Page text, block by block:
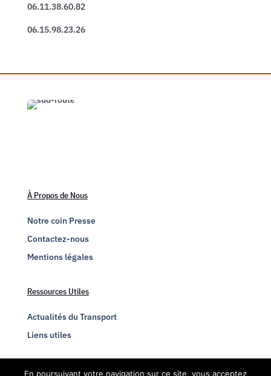
06.11.38.60.82
06.15.98.23.26
À Propos de Nous
Notre coin Presse
Contactez-nous
Mentions légales
Ressources Utiles
Actualités du Transport
Liens utiles
Engagez-vous
En poursuivant votre navigation sur ce site, vous acceptez